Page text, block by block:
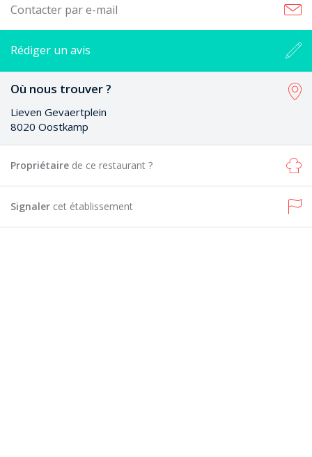
Contacter par e-mail
Rédiger un avis
Où nous trouver ?
Lieven Gevaertplein
8020 Oostkamp
Propriétaire de ce restaurant ?
Signaler cet établissement